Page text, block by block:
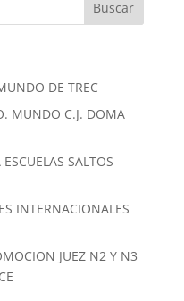
DE TREC
MUNDO C.J. DOMA
SALTOS
INTERNACIONALES
JUEZ N2 Y N3